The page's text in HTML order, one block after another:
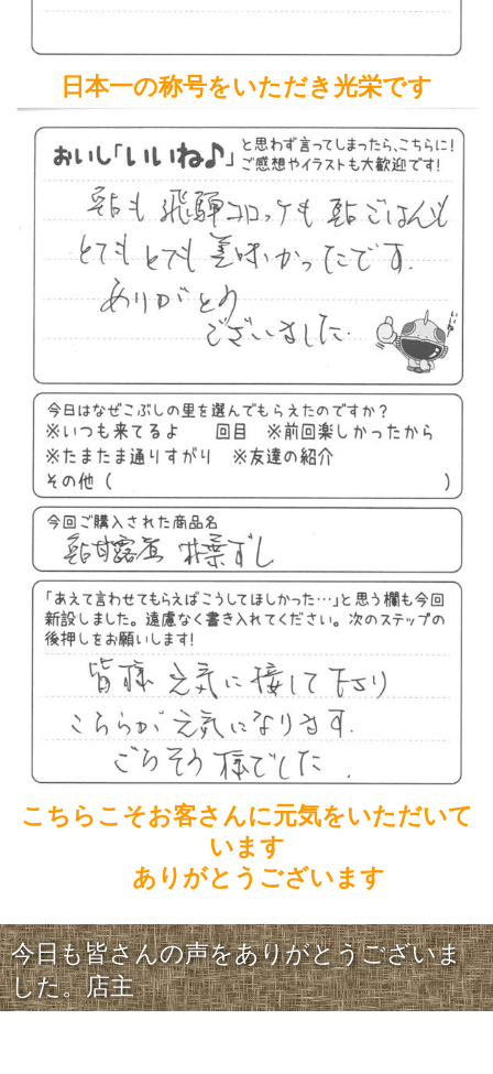
日本一の称号をいただき光栄です
こちらこそお客さんに元気をいただいて
います
ありがとうございます
今日も皆さんの声をありがとうございま
した。店主